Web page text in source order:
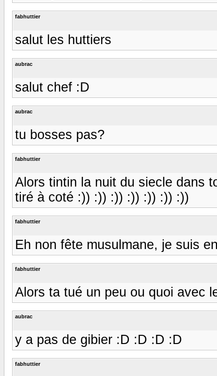
fabhuttier
salut les huttiers
aubrac
salut chef :D
aubrac
tu bosses pas?
fabhuttier
Alors tintin la nuit du siecle dans
tiré à coté :)) :)) :)) :)) :)) :)) :))
fabhuttier
Eh non fête musulmane, je suis
fabhuttier
Alors ta tué un peu ou quoi avec
aubrac
y a pas de gibier :D :D :D :D
fabhuttier